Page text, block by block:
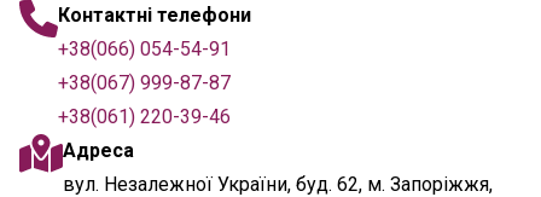
Контактні телефони
+38(066) 054-54-91
+38(067) 999-87-87
+38(061) 220-39-46
Адреса
вул. Незалежної України, буд. 62, м. Запоріжжя,